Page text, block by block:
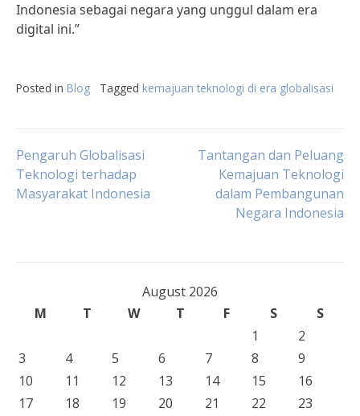
Indonesia sebagai negara yang unggul dalam era
digital ini.”
Posted in Blog Tagged kemajuan teknologi di era globalisasi
Post
navigation
Pengaruh Globalisasi
Teknologi terhadap
Masyarakat Indonesia
Tantangan dan Peluang
Kemajuan Teknologi
dalam Pembangunan
Negara Indonesia
August 2026
M
T W T F S
S
1
2
3
4 5 6 7 8
9
10
11 12 13 14 15
16
17
18 19 20 21 22
23